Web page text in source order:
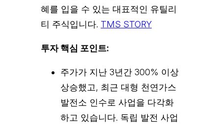
혜를 입을 수 있는 대표적인 유틸리
티 주식입니다. TMS STORY
투자 핵심 포인트:
주가가 지난 3년간 300% 이상
상승했고, 최근 대형 천연가스
발전소 인수로 사업을 다각화
하고 있습니다. 독립 발전 사업